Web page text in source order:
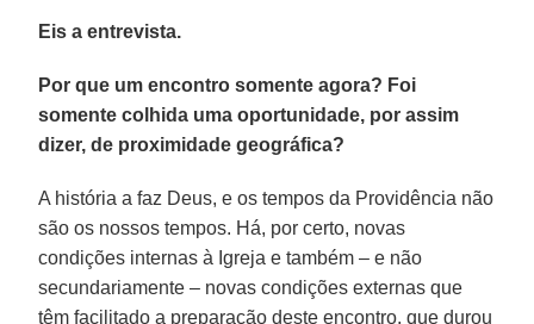
Eis a entrevista.
Por que um encontro somente agora? Foi
somente colhida uma oportunidade, por assim
dizer, de proximidade geográfica?
A história a faz Deus, e os tempos da Providência não
são os nossos tempos. Há, por certo, novas
condições internas à Igreja e também – e não
secundariamente – novas condições externas que
têm facilitado a preparação deste encontro, que durou